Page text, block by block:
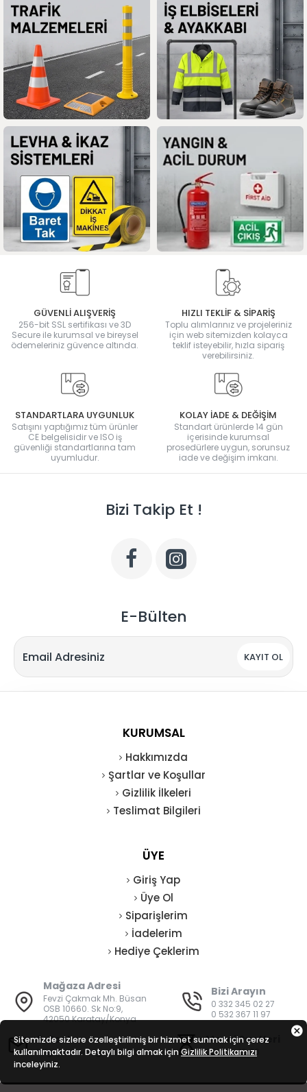
GÜVENLİ ALIŞVERİŞ
256-bit SSL sertifikası ve 3D
Secure ile kurumsal ve bireysel
ödemeleriniz güvence altında.
HIZLI TEKLİF & SİPARİŞ
Toplu alımlarınız ve projeleriniz
için web sitemizden kolayca
teklif isteyebilir, hızla sipariş
verebilirsiniz.
STANDARTLARA UYGUNLUK
Satışını yaptığımız tüm ürünler
CE belgelisidir ve ISO iş
güvenliği standartlarına tam
uyumludur.
KOLAY İADE & DEĞİŞİM
Standart ürünlerde 14 gün
içerisinde kurumsal
prosedürlere uygun, sorunsuz
iade ve değişim imkanı.
Bizi Takip Et !
E-Bülten
KAYIT OL
KURUMSAL
Hakkımızda
Şartlar ve Koşullar
Gizlilik İlkeleri
Teslimat Bilgileri
ÜYE
Giriş Yap
Üye Ol
Siparişlerim
İadelerim
Hediye Çeklerim
Mağaza Adresi
Fevzi Çakmak Mh. Büsan
OSB 10660. Sk No:9,
42050 Karatay/Konya
Bizi Arayın
0 332 345 02 27
0 532 367 11 97
E-Posta
bilgi@vatanisguvenligi.com
Mesai Saatleri
08:00 - 19:00
Sitemizde sizlere özelleştirilmiş bir hizmet sunmak için çerez
kullanılmaktadır. Detaylı bilgi almak için Gizlilik Politikamızı
inceleyiniz.